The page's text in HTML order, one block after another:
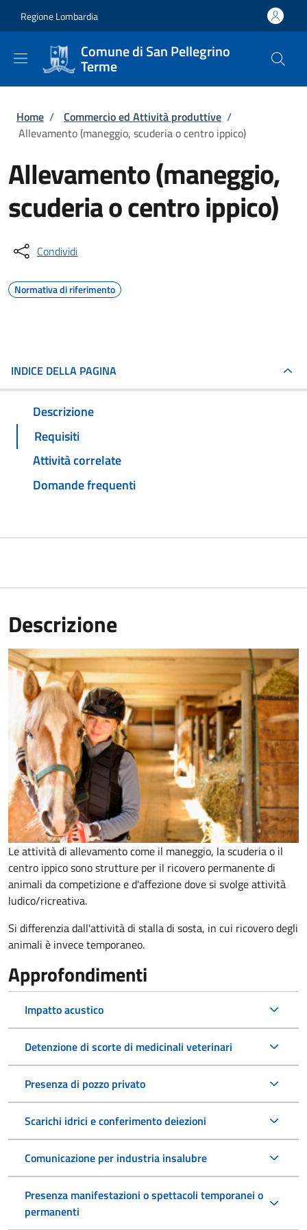
Regione Lombardia
Comune di San Pellegrino
Terme
Briciole di pane
Home / Commercio ed Attività produttive /
Allevamento (maneggio, scuderia o centro ippico)
Allevamento (maneggio,
scuderia o centro ippico)
Condividi
Normativa di riferimento
INDICE DELLA PAGINA
Descrizione
Requisiti
Attività correlate
Domande frequenti
Descrizione
Le attività di allevamento come il maneggio, la scuderia o il
centro ippico sono strutture per il ricovero permanente di
animali da competizione e d'affezione dove si svolge attività
ludico/ricreativa.
Si differenzia dall'attività di stalla di sosta, in cui ricovero degli
animali è invece temporaneo.
Approfondimenti
Impatto acustico
Detenzione di scorte di medicinali veterinari
Presenza di pozzo privato
Scarichi idrici e conferimento deiezioni
Comunicazione per industria insalubre
Presenza manifestazioni o spettacoli temporanei o
permanenti